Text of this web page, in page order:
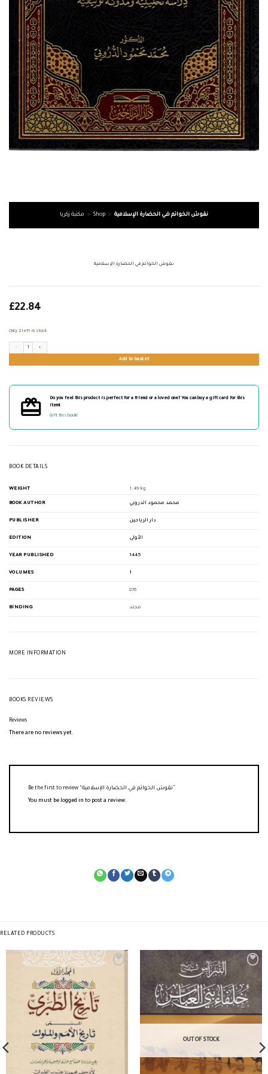
مكتبة زكريا » Shop » نقوش الخواتم في الحضارة الإسلامية
نقوش الخواتم في الحضارة الإسلامية
£22.84
Only 2 left in stock
Add to basket
Do you feel this product is perfect for a friend or a loved one? You can buy a gift card for this
item!
Gift this book!
BOOK DETAILS
WEIGHT 1.49 kg
BOOK AUTHOR محمد محمود الدروبي
PUBLISHER دار الرياحين
EDITION الأولى
YEAR PUBLISHED 1445
VOLUMES 1
PAGES 876
BINDING مجلد
MORE INFORMATION
BOOKS REVIEWS
Reviews
There are no reviews yet.
You must be logged in to post a review.
RELATED PRODUCTS
OUT OF STOCK